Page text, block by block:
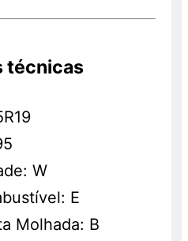
técnicas
W
E
Molhada: B